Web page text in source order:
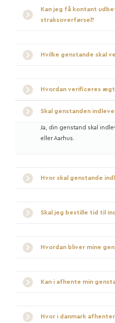
Kan jeg få kontant
straksoverførsel?
Hvilke genstande skal
Hvordan verificeres
Skal genstanden
Ja, din genstand skal
eller Aarhus.
Hvor skal genstande
Skal jeg bestille tid til
Hvordan bliver mine
Kan i afhente min
Hvor i danmark